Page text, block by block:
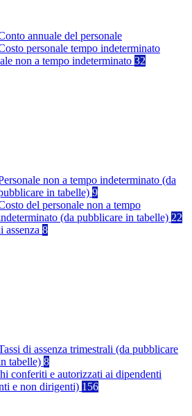
annuale del personale
personale tempo indeterminato
non a tempo indeterminato 32
non a tempo indeterminato (da
in tabelle) 9
del personale non a tempo
(da pubblicare in tabelle) 22
assenza 8
di assenza trimestrali (da pubblicare
tabelle) 8
conferiti e autorizzati ai dipendenti
e non dirigenti) 156